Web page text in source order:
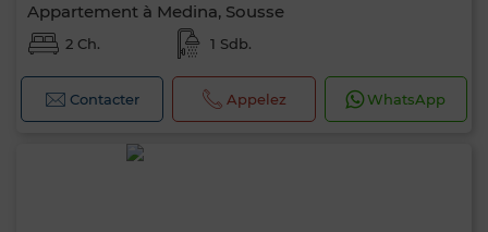
Appartement à Medina, Sousse
2 Ch. 1 Sdb.
Contacter Appelez WhatsApp